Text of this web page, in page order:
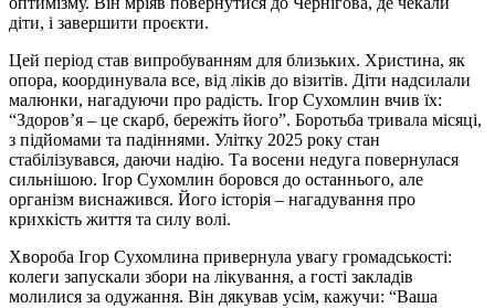
діти, і завершити проєкти.
Цей період став випробуванням для близьких. Христина, як
опора, координувала все, від ліків до візитів. Діти надсилали
малюнки, нагадуючи про радість. Ігор Сухомлин вчив їх:
“Здоров’я – це скарб, бережіть його”. Боротьба тривала місяці,
з підйомами та падіннями. Улітку 2025 року стан
стабілізувався, даючи надію. Та восени недуга повернулася
сильнішою. Ігор Сухомлин боровся до останнього, але
організм виснажився. Його історія – нагадування про
крихкість життя та силу волі.
Хвороба Ігор Сухомлина привернула увагу громадськості:
колеги запускали збори на лікування, а гості закладів
молилися за одужання. Він дякував усім, кажучи: “Ваша